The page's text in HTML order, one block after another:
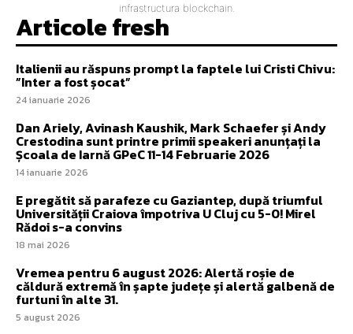
infrastructura blockchain.
Articole fresh
Italienii au răspuns prompt la faptele lui Cristi Chivu:
”Inter a fost șocat”
24 ianuarie 2026
Dan Ariely, Avinash Kaushik, Mark Schaefer și Andy
Crestodina sunt printre primii speakeri anunțați la
Școala de Iarnă GPeC 11-14 Februarie 2026
14 ianuarie 2026
E pregătit să parafeze cu Gaziantep, după triumful
Universității Craiova împotriva U Cluj cu 5-0! Mirel
Rădoi s-a convins
18 mai 2026
Vremea pentru 6 august 2026: Alertă roșie de
căldură extremă în șapte județe și alertă galbenă de
furtuni în alte 31.
5 august 2026